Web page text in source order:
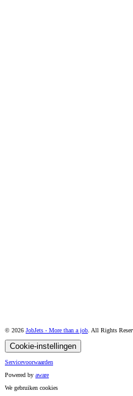
© 2026 JobJets - More than a job . All Rights
Cookie-instellingen
Servicevoorwaarden
Powered by aware
We gebruiken cookies